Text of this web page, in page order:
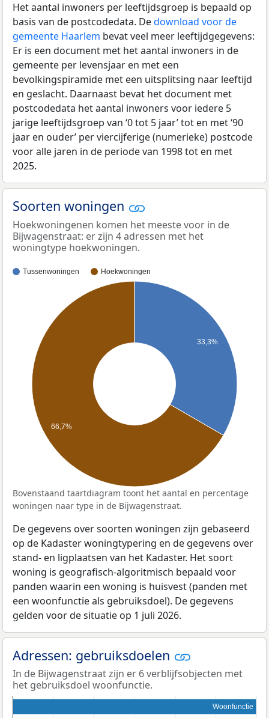
Het aantal inwoners per leeftijdsgroep is bepaald op
basis van de postcodedata. Dedownload voor de
gemeente Haarlem bevat veel meer leeftijdgegevens:
Er is een document met het aantal inwoners in de
gemeente per levensjaar en met een
bevolkingspiramide met een uitsplitsing naar leeftijd
en geslacht. Daarnaast bevat het document met
postcodedata het aantal inwoners voor iedere 5
jarige leeftijdsgroep van ‘0 tot 5 jaar’ tot en met ‘90
jaar en ouder’ per viercijferige (numerieke) postcode
voor alle jaren in de periode van 1998 tot en met
2025.
Soorten woningen
Hoekwoningenen komen het meeste voor in de
Bijwagenstraat: er zijn 4 adressen met het
woningtype hoekwoningen.
Tussenwoningen Hoekwoningen
33,3%
66,7%
Bovenstaand taartdiagram toont het aantal en percentage
woningen naar type in de Bijwagenstraat.
De gegevens over soorten woningen zijn gebaseerd
op de Kadaster woningtypering en de gegevens over
stand- en ligplaatsen van het Kadaster. Het soort
woning is geografisch-algoritmisch bepaald voor
panden waarin een woning is huisvest (panden met
een woonfunctie als gebruiksdoel). De gegevens
gelden voor de situatie op 1 juli 2026.
Adressen: gebruiksdoelen
In de Bijwagenstraat zijn er 6 verblijfsobjecten met
het gebruiksdoel woonfunctie.
Woonfunctie